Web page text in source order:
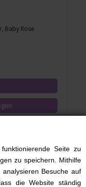
Seite zu
zu speichern. Mithilfe
Besuche auf
die Website ständig
Baby Rose